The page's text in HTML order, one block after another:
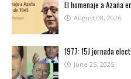
El homenaje a Azaña
August 08, 2026
1977: 15J jornada
June 25, 2025